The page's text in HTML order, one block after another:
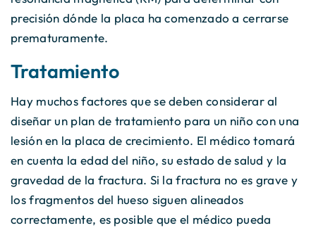
precisión dónde la placa ha comenzado a cerrarse
prematuramente.
Tratamiento
Hay muchos factores que se deben considerar al
diseñar un plan de tratamiento para un niño con una
lesión en la placa de crecimiento. El médico tomará
en cuenta la edad del niño, su estado de salud y la
gravedad de la fractura. Si la fractura no es grave y
los fragmentos del hueso siguen alineados
correctamente, es posible que el médico pueda